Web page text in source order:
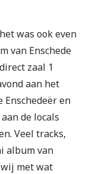
was ook even
van Enschede
zaal 1
aan het
Enschedeër en
de locals
Veel tracks,
album van
met wat